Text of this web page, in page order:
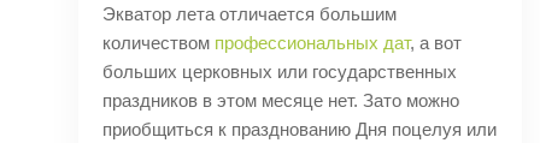
Экватор лета отличается большим
количеством профессиональных дат, а вот
больших церковных или государственных
праздников в этом месяце нет. Зато можно
приобщиться к празднованию Дня поцелуя или